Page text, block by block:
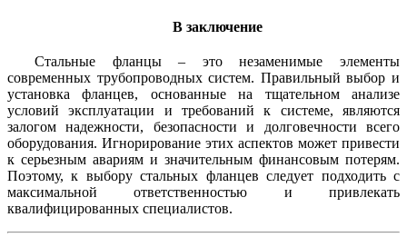
В заключение
Стальные фланцы – это незаменимые элементы
современных трубопроводных систем. Правильный выбор и
установка фланцев, основанные на тщательном анализе
условий эксплуатации и требований к системе, являются
залогом надежности, безопасности и долговечности всего
оборудования. Игнорирование этих аспектов может привести
к серьезным авариям и значительным финансовым потерям.
Поэтому, к выбору стальных фланцев следует подходить с
максимальной ответственностью и привлекать
квалифицированных специалистов.